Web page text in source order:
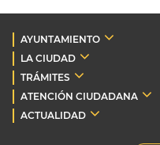
AYUNTAMIENTO
LA CIUDAD
TRÁMITES
ATENCIÓN CIUDADANA
ACTUALIDAD